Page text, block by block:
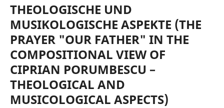
THEOLOGISCHE UND
MUSIKOLOGISCHE ASPEKTE (THE
PRAYER "OUR FATHER" IN THE
COMPOSITIONAL VIEW OF
CIPRIAN PORUMBESCU –
THEOLOGICAL AND
MUSICOLOGICAL ASPECTS)